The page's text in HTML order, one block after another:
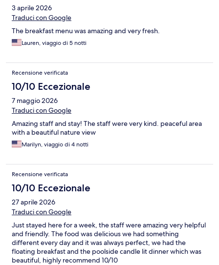
3 aprile 2026
Traduci con Google
The breakfast menu was amazing and very fresh.
Lauren, viaggio di 5 notti
Recensione verificata
10/10 Eccezionale
7 maggio 2026
Traduci con Google
Amazing staff and stay! The staff were very kind. peaceful area
with a beautiful nature view
Marilyn, viaggio di 4 notti
Recensione verificata
10/10 Eccezionale
27 aprile 2026
Traduci con Google
Just stayed here for a week, the staff were amazing very helpful
and friendly. The food was delicious we had something
different every day and it was always perfect, we had the
floating breakfast and the poolside candle lit dinner which was
beautiful, highly recommend 10/10